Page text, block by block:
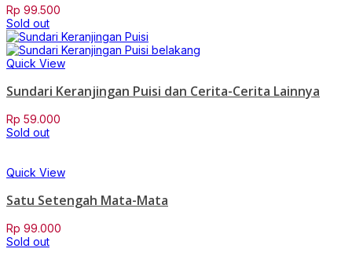
Rp 99.500
Sold out
Quick View
Sundari Keranjingan Puisi dan Cerita-Cerita Lainnya
Rp 59.000
Sold out
Quick View
Satu Setengah Mata-Mata
Rp 99.000
Sold out